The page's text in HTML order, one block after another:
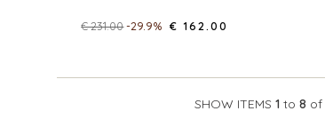
€ 231.00-29.9% € 162.00
SHOW ITEMS 1 to 8 of